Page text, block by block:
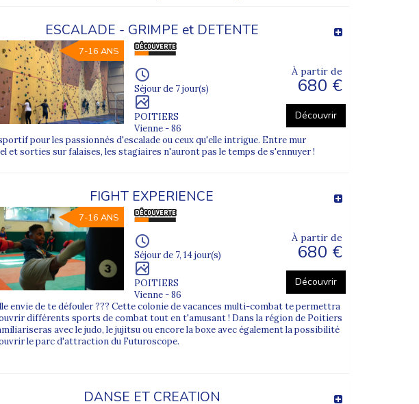
ESCALADE - GRIMPE et DETENTE
7-16 ANS
Séjour de 7 jour(s)
POITIERS
Vienne - 86
À partir de
680 €
Découvrir
pour les passionnés d'escalade ou ceux qu'elle intrigue. Entre mur
et sorties sur falaises, les stagiaires n'auront pas le temps de s'ennuyer !
FIGHT EXPERIENCE
7-16 ANS
Séjour de 7, 14 jour(s)
POITIERS
Vienne - 86
À partir de
680 €
Découvrir
envie de te défouler ??? Cette colonie de vacances multi-combat te permettra
différents sports de combat tout en t'amusant ! Dans la région de Poitiers
avec le judo, le jujitsu ou encore la boxe avec également la possibilité
le parc d'attraction du Futuroscope.
DANSE ET CREATION